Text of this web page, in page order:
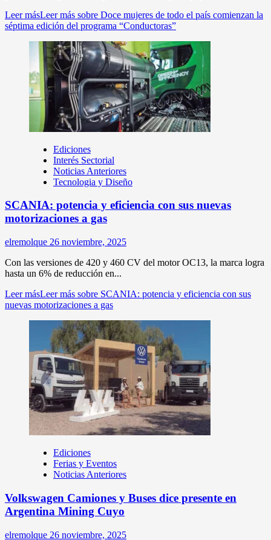
Leer másLeer más sobre Doce mujeres de todo el país comienzan la
séptima edición del programa “Conductoras”
Ediciones
Interés Sectorial
Noticias Anteriores
Tecnologia y Diseño
SCANIA: potencia y eficiencia con sus nuevas
motorizaciones a gas
elremolque 26 noviembre, 2025
Con las versiones de 420 y 460 CV del motor OC13, la marca logra
hasta un 6% de reducción en...
Leer másLeer más sobre SCANIA: potencia y eficiencia con sus
nuevas motorizaciones a gas
Ediciones
Ferias y Eventos
Noticias Anteriores
Volkswagen Camiones y Buses dice presente en
Argentina Mining Cuyo
elremolque 26 noviembre, 2025